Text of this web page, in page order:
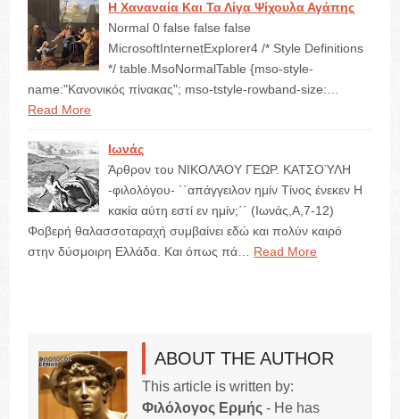
Η Χαναναία Και Τα Λίγα Ψίχουλα Αγάπης
Normal 0 false false false
MicrosoftInternetExplorer4 /* Style Definitions
*/ table.MsoNormalTable {mso-style-
name:"Κανονικός πίνακας"; mso-tstyle-rowband-size:…
Read More
Ιωνάς
Άρθρον του ΝΙΚΟΛΆΟΥ ΓΕΩΡ. ΚΑΤΣΟΎΛΗ
-φιλολόγου- ΄΄απάγγειλον ημίν Τίνος ένεκεν Η
κακία αύτη εστί εν ημίν;΄΄ (Ιωνάς,Α,7-12)
Φοβερή θαλασσοταραχή συμβαίνει εδώ και πολύν καιρό
στην δύσμοιρη Ελλάδα. Και όπως πά…
Read More
ABOUT THE AUTHOR
This article is written by:
Φιλόλογος Ερμής - He has